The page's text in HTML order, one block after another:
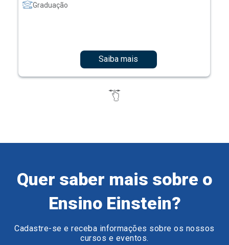
Graduação
Saiba mais
Quer saber mais sobre o
Ensino Einstein?
Cadastre-se e receba informações sobre os nossos
cursos e eventos.